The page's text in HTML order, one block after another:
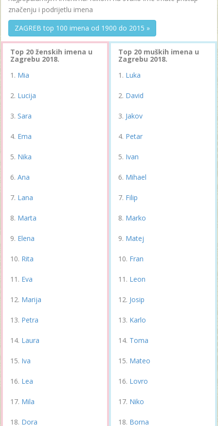
značenju i podrijetlu imena
ZAGREB top 100 imena od 1900 do 2015 »
Top 20 ženskih imena u
Zagrebu 2018.
Mia
Lucija
Sara
Ema
Nika
Ana
Lana
Marta
Elena
Rita
Eva
Marija
Petra
Laura
Iva
Lea
Mila
Dora
Top 20 muških imena u
Zagrebu 2018.
Luka
David
Jakov
Petar
Ivan
Mihael
Filip
Marko
Matej
Fran
Leon
Josip
Karlo
Toma
Mateo
Lovro
Niko
Borna